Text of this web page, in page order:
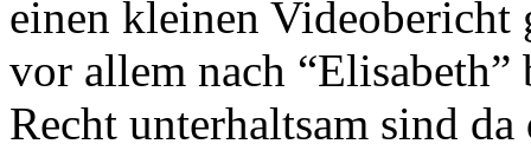
einen kleinen
vor allem nach
Recht unterhaltsam sind